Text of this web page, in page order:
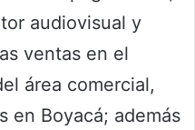
audiovisual y
ventas en el
área comercial,
en Boyacá; además